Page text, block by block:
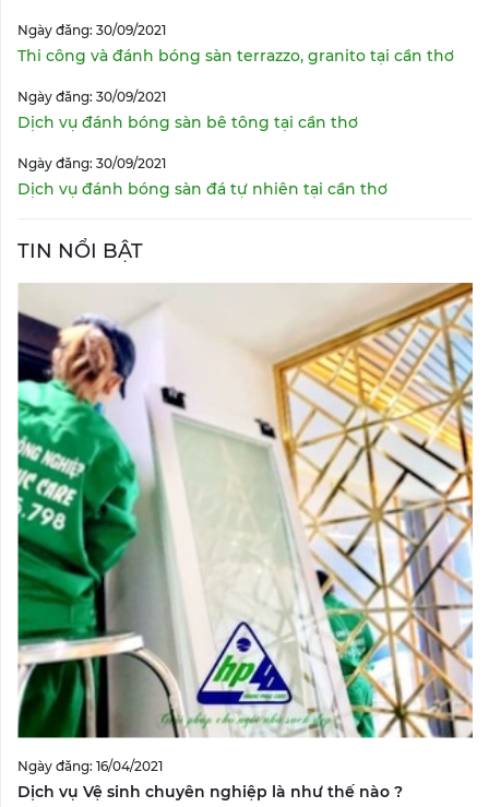
Ngày đăng: 30/09/2021
Thi công và đánh bóng sàn terrazzo, granito tại cần thơ
Ngày đăng: 30/09/2021
Dịch vụ đánh bóng sàn bê tông tại cần thơ
Ngày đăng: 30/09/2021
Dịch vụ đánh bóng sàn đá tự nhiên tại cần thơ
TIN NỔI BẬT
Ngày đăng: 16/04/2021
Dịch vụ Vệ sinh chuyên nghiệp là như thế nào ?